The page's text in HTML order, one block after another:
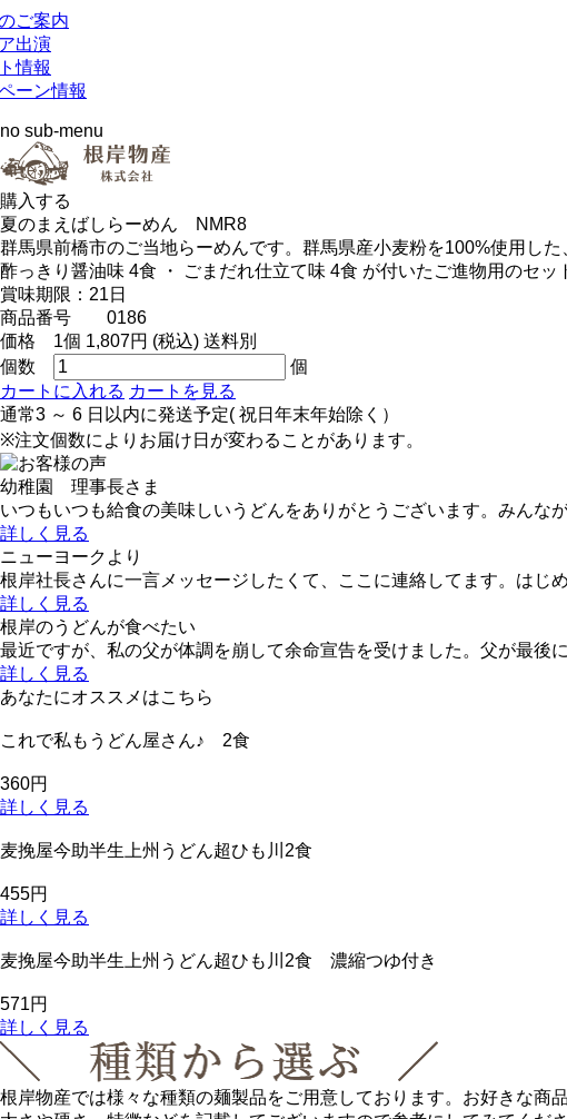
ご案内
出演
情報
ーン情報
no sub-menu
購入する
夏のまえばしらーめん NMR8
群馬県前橋市のご当地らーめんです。群馬県産小麦粉を100%使用した
酢っきり醤油味 4食 ・ ごまだれ仕立て味 4食 が付いたご進物用のセッ
賞味期限：21日
商品番号 0186
価格 1個 1,807円 (税込) 送料別
個数
個
カートに入れる カートを見る
通常3 ～ 6 日以内に発送予定( 祝日年末年始除く）
※注文個数によりお届け日が変わることがあります。
幼稚園 理事長さま
いつもいつも給食の美味しいうどんをありがとうございます。みんな
詳しく見る
ニューヨークより
根岸社長さんに一言メッセージしたくて、ここに連絡してます。はじ
詳しく見る
根岸のうどんが食べたい
最近ですが、私の父が体調を崩して余命宣告を受けました。父が最後
詳しく見る
あなたにオススメはこちら
これで私もうどん屋さん♪ 2食
360円
詳しく見る
麦挽屋今助半生上州うどん超ひも川2食
455円
詳しく見る
麦挽屋今助半生上州うどん超ひも川2食 濃縮つゆ付き
571円
詳しく見る
根岸物産では様々な種類の麺製品をご用意しております。お好きな